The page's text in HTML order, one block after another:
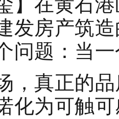
房产筑造
问题：当
，真正的
化为可触